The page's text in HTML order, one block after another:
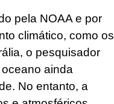
pela NOAA e por
climático, como os
o pesquisador
ainda
No entanto, a